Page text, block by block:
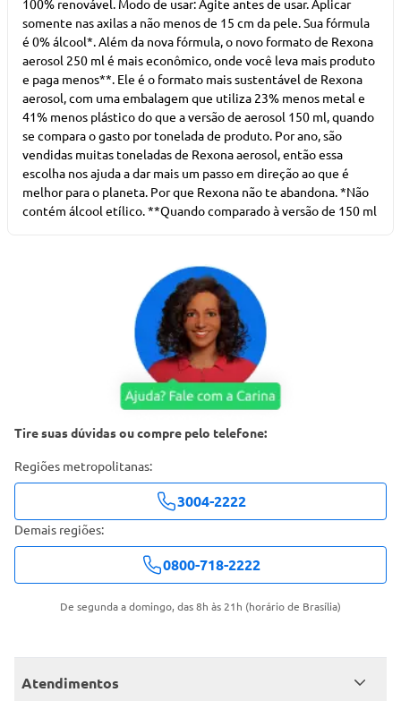
100% renovável. Modo de usar: Agite antes de usar. Aplicar
somente nas axilas a não menos de 15 cm da pele. Sua fórmula
é 0% álcool*. Além da nova fórmula, o novo formato de Rexona
aerosol 250 ml é mais econômico, onde você leva mais produto
e paga menos**. Ele é o formato mais sustentável de Rexona
aerosol, com uma embalagem que utiliza 23% menos metal e
41% menos plástico do que a versão de aerosol 150 ml, quando
se compara o gasto por tonelada de produto. Por ano, são
vendidas muitas toneladas de Rexona aerosol, então essa
escolha nos ajuda a dar mais um passo em direção ao que é
melhor para o planeta. Por que Rexona não te abandona. *Não
contém álcool etílico. **Quando comparado à versão de 150 ml
Tire suas dúvidas ou compre pelo telefone:
Regiões metropolitanas:
3004-2222
Demais regiões:
0800-718-2222
De segunda a domingo, das 8h às 21h (horário de Brasília)
Atendimentos